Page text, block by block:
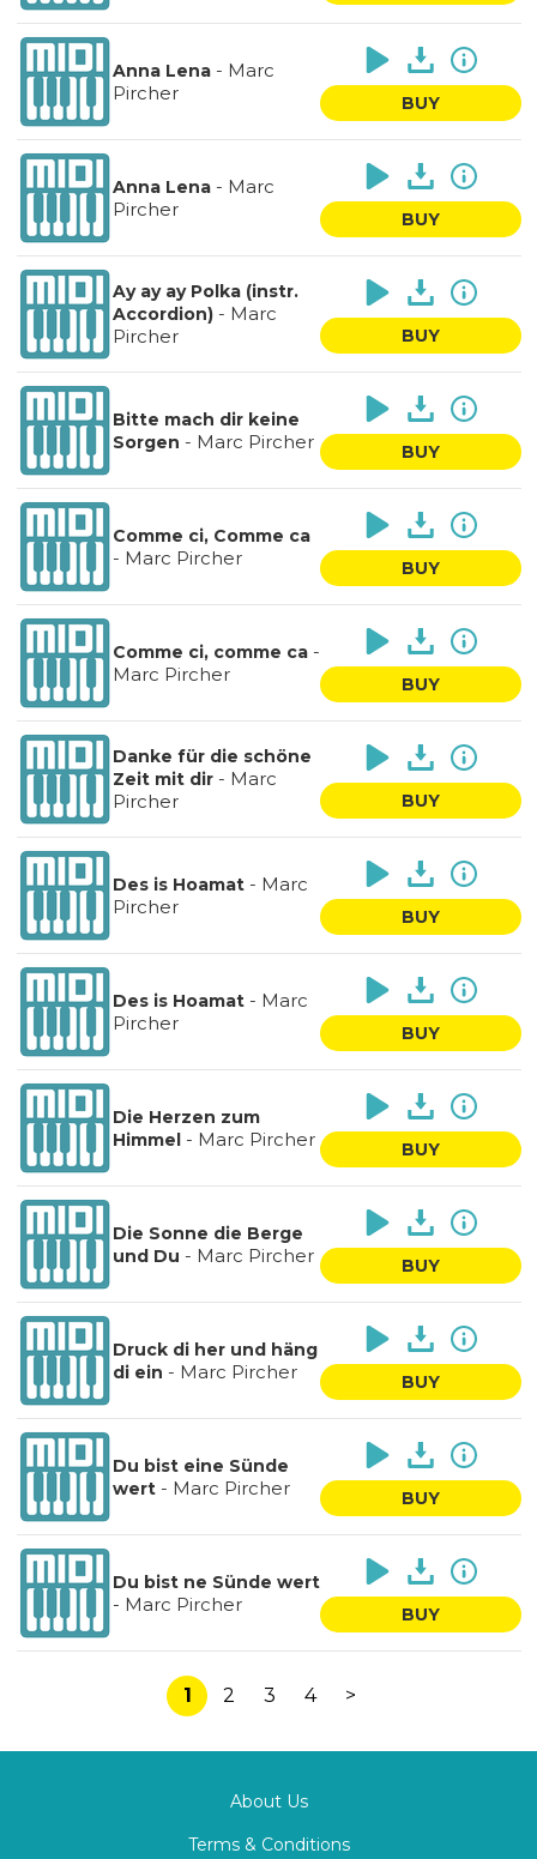
Anna Lena- Marc
Pircher
BUY
Anna Lena- Marc
Pircher
BUY
Ay ay ay Polka (instr.
Accordion)- Marc
Pircher
BUY
Bitte mach dir keine
Sorgen - Marc Pircher BUY
Comme ci, Comme ca
- Marc Pircher BUY
Comme ci, comme ca-
Marc Pircher
BUY
Danke für die schöne
Zeit mit dir- Marc
Pircher
BUY
Des is Hoamat- Marc
Pircher
BUY
Des is Hoamat- Marc
Pircher
BUY
Die Herzen zum
Himmel - Marc Pircher BUY
Die Sonne die Berge
und Du - Marc Pircher BUY
Druck di her und häng
di ein - Marc Pircher BUY
Du bist eine Sünde
wert- Marc Pircher BUY
Du bist ne Sünde wert
- Marc Pircher BUY
1 2 3 4 >
About Us
Terms & Conditions